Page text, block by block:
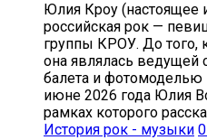
Юлия Кроу
российская рок —
группы КРОУ. До того,
она являлась ведущей
балета и
июне 2026 года Юлия
рамках которого
История рок - музыки